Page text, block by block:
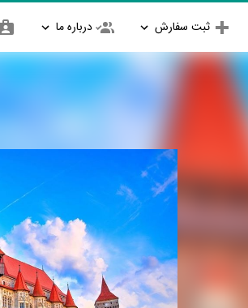
ثبت سفارش درباره ما